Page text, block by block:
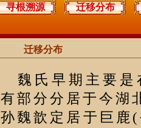
寻根溯源
迁移分布
迁移分布
魏氏早期主要
有部分分居于今湖
孙魏歆定居于巨鹿